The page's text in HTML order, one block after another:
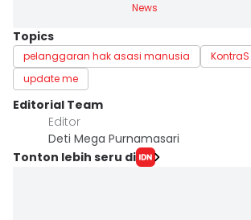
News
Topics
pelanggaran hak asasi manusia KontraS
update me
Editorial Team
Editor
Deti Mega Purnamasari
Tonton lebih seru di